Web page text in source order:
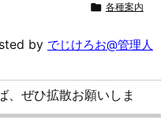
 各種案内
by でじけろお@管理人
、ぜひ拡散お願いしま